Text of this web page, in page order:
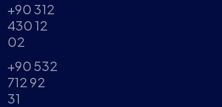
+90 312
430 12
02
+90 532
712 92
31